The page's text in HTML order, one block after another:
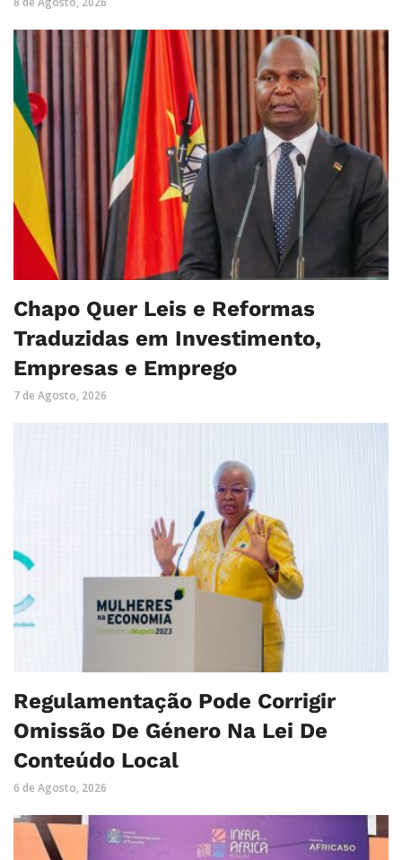
Chapo Quer Leis e Reformas
Traduzidas em Investimento,
Empresas e Emprego
7 de Agosto, 2026
Regulamentação Pode Corrigir
Omissão De Género Na Lei De
Conteúdo Local
6 de Agosto, 2026